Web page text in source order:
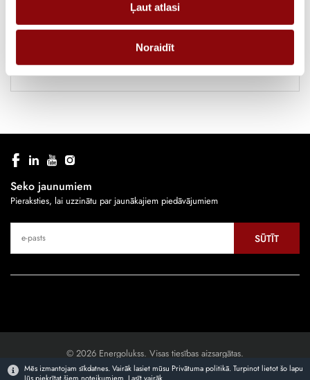
Ļaut atlasi
Noraidīt
Mēs izmantojam sīkdatnes. Vairāk lasiet mūsu Privātuma politikā. Turpinot lietot šo lapu
TIPS TCA21
IZMĒRA TIPS TCA Cable-through
Seko jaunumiem
Pieraksties, lai uzzinātu par jaunākajiem piedāvājumiem
SŪTĪT
© 2026 Energolukss. Visas tiesības aizsargātas.